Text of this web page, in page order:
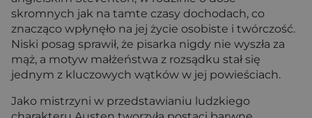
skromnych jak na tamte czasy dochodach, co
znacząco wpłynęło na jej życie osobiste i twórczość.
Niski posag sprawił, że pisarka nigdy nie wyszła za
mąż, a motyw małżeństwa z rozsądku stał się
jednym z kluczowych wątków w jej powieściach.
Jako mistrzyni w przedstawianiu ludzkiego